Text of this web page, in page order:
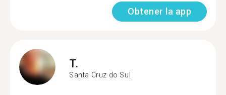
Obtener la app
T.
Santa Cruz do Sul